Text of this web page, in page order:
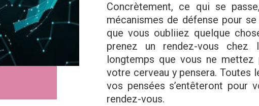
Concrètement, ce qui se
mécanismes de défense pour
que vous oubliiez quelque
prenez un rendez-vous
longtemps que vous ne mettez
votre cerveau y pensera. Toutes
vos pensées s’entêteront pour
rendez-vous.